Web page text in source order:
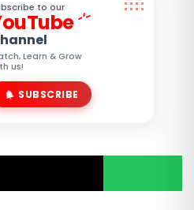
to our
Learn & Grow
us!
SUBSCRIBE